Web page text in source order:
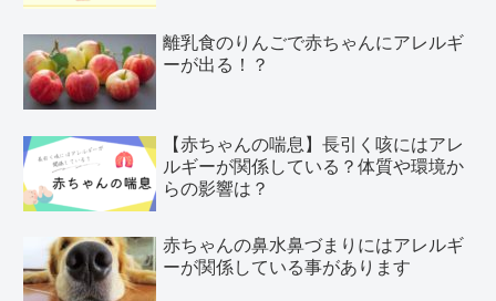
離乳食のりんごで赤ちゃんにアレルギ
ーが出る！？
【赤ちゃんの喘息】長引く咳にはアレ
ルギーが関係している？体質や環境か
らの影響は？
赤ちゃんの鼻水鼻づまりにはアレルギ
ーが関係している事があります